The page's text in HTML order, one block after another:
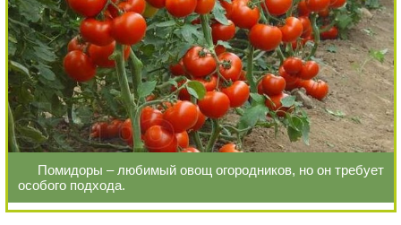
Помидоры – любимый овощ огородников, но он требует
особого подхода.